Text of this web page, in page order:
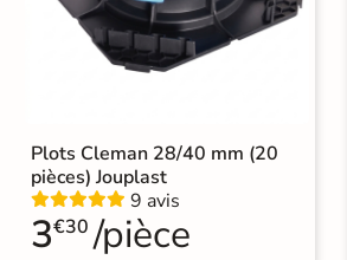
Résistant au Gel Oui
Variation de la
Conditionnement
Choix
Plots Cleman 28/40 mm (20
pièces) Jouplast
9 avis
3€30 /pièce